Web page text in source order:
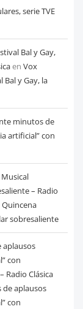
serie TVE
Bal y Gay,
en Vox
Bal y Gay, la
minutos de
artificial” con
– Radio
Quincena
sobresaliente
aplausos
con
Radio Clásica
aplausos
con